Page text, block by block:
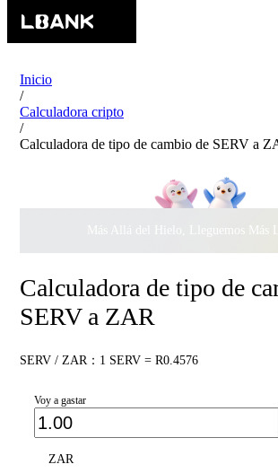
Inicio
/
Calculadora cripto
/
Calculadora de tipo de cambio de SERV a
Calculadora de tipo de
SERV a ZAR
SERV / ZAR：1 SERV = R0.4576
Voy a gastar
ZAR